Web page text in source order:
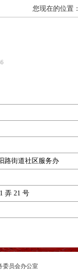
您现在的位置：
路街道社区服务办
弄 21 号
委员会办公室